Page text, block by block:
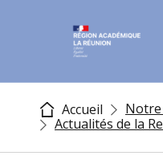
Accueil
Actualités de la